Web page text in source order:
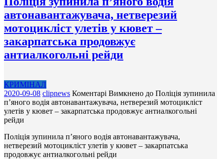
автонавантажувача, нетверезий
мотоцикліст улетів у кювет –
закарпатська продовжує
антиалкогольні рейди
КРИМІНАЛ
2020-09-08 clipnews Коментарі Вимкнено до Поліція зупинила
п’яного водія автонавантажувача, нетверезий мотоцикліст
улетів у кювет – закарпатська продовжує антиалкогольні
рейди
Поліція зупинила п’яного водія автонавантажувача,
нетверезий мотоцикліст улетів у кювет – закарпатська
продовжує антиалкогольні рейди